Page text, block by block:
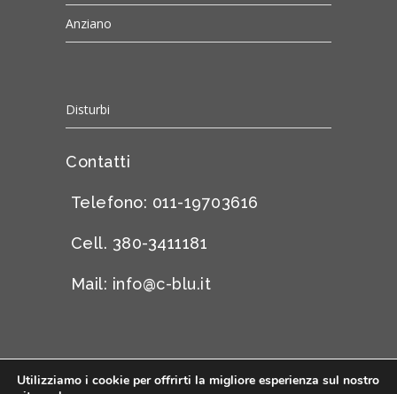
Anziano
Disturbi
Contatti
Telefono: 011-19703616
Cell. 380-3411181
Mail: info@c-blu.it
Utilizziamo i cookie per offrirti la migliore esperienza sul nostro